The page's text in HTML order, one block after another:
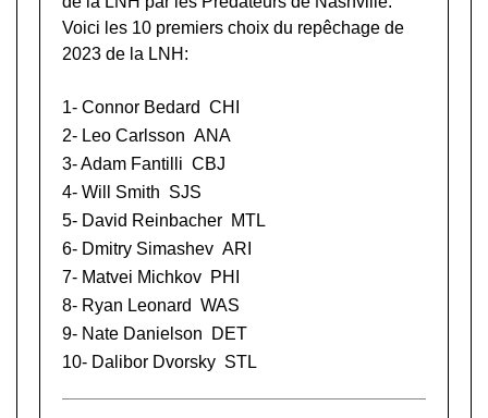
Voici les 10 premiers choix du repêchage de
2023 de la LNH:
1- Connor Bedard CHI
2- Leo Carlsson ANA
3-Adam Fantilli CBJ
4- Will Smith SJS
5- David Reinbacher MTL
6- Dmitry Simashev ARI
7- Matvei Michkov PHI
8- Ryan Leonard WAS
9- Nate Danielson
DET
10- Dalibor Dvorsky STL